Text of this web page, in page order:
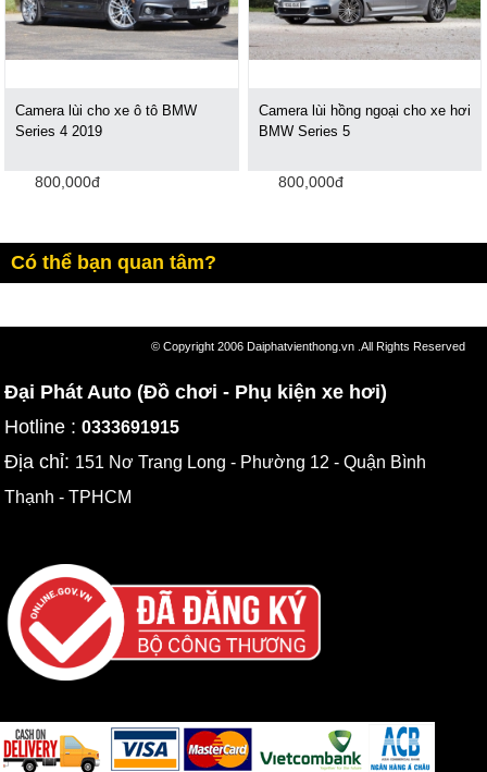
Camera lùi cho xe ô tô BMW
Series 4 2019
800,000đ
Camera lùi hồng ngoại cho xe hơi
BMW Series 5
800,000đ
Có thể bạn quan tâm?
© Copyright 2006 Daiphatvienthong.vn .All Rights Reserved
Đại Phát Auto (Đồ chơi - Phụ kiện xe hơi)
Hotline :0333691915
Địa chỉ: 151 Nơ Trang Long - Phường 12 - Quận Bình
Thạnh - TPHCM